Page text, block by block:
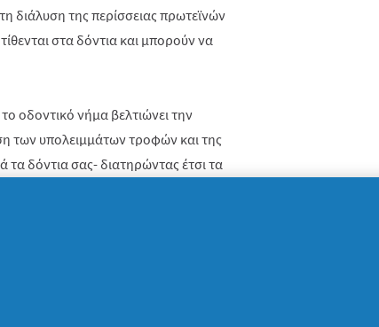
διάλυση της περίσσειας πρωτεϊνών
στα δόντια και μπορούν να
οδοντικό νήμα βελτιώνει την
των υπολειμμάτων τροφών και της
τα δόντια σας- διατηρώντας έτσι τα